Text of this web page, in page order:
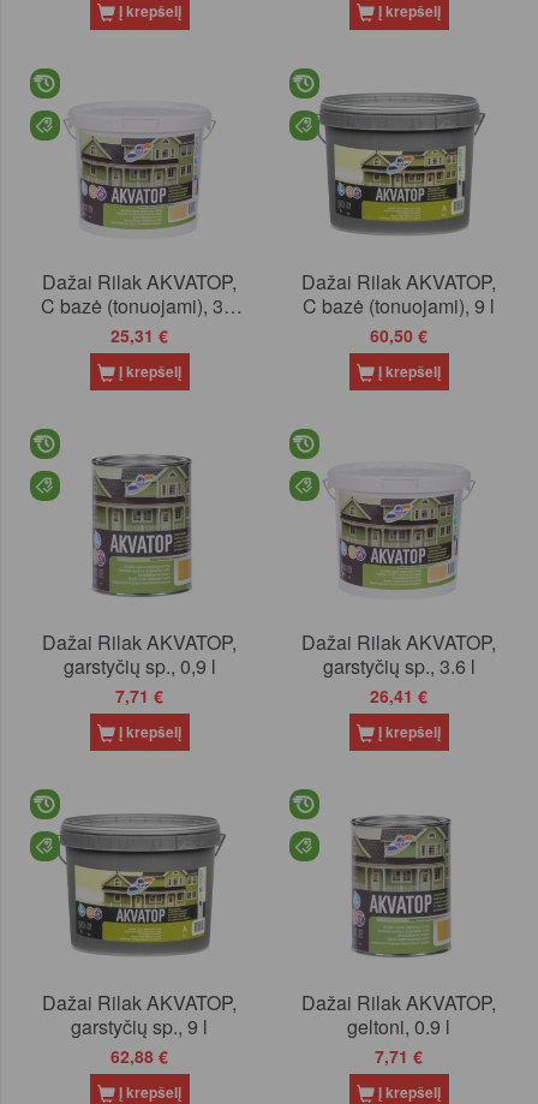
Į krepšelį Į krepšelį
Dažai Rilak AKVATOP,
C bazė (tonuojami), 3.6
l
25,31 €
Į krepšelį
Dažai Rilak AKVATOP,
C bazė (tonuojami), 9 l
60,50 €
Į krepšelį
Dažai Rilak AKVATOP,
garstyčių sp., 0,9 l
7,71 €
Į krepšelį
Dažai Rilak AKVATOP,
garstyčių sp., 3.6 l
26,41 €
Į krepšelį
Dažai Rilak AKVATOP,
garstyčių sp., 9 l
62,88 €
Į krepšelį
Dažai Rilak AKVATOP,
geltoni, 0.9 l
7,71 €
Į krepšelį